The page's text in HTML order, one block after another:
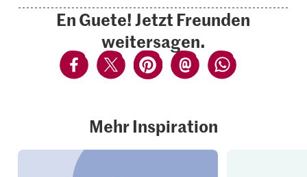
En Guete! Jetzt Freunden
weitersagen.
Mehr Inspiration